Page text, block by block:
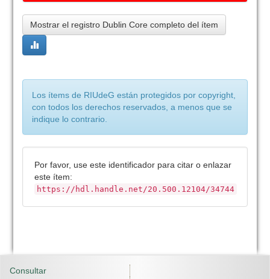
Mostrar el registro Dublin Core completo del ítem
Los ítems de RIUdeG están protegidos por copyright,
con todos los derechos reservados, a menos que se
indique lo contrario.
Por favor, use este identificador para citar o enlazar
este ítem:
https://hdl.handle.net/20.500.12104/34744
Consultar